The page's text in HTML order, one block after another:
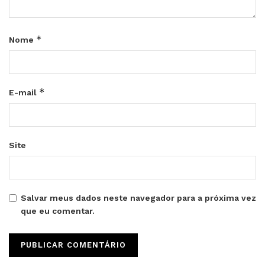
Nome *
E-mail *
Site
Salvar meus dados neste navegador para a próxima vez
que eu comentar.